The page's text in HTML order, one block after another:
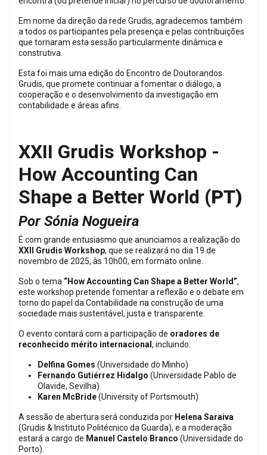
Em nome da direção da rede Grudis, agradecemos também
a todos os participantes pela presença e pelas contribuições
que tornaram esta sessão particularmente dinâmica e
construtiva.
Esta foi mais uma edição do Encontro de Doutorandos
Grudis, que promete continuar a fomentar o diálogo, a
cooperação e o desenvolvimento da investigação em
contabilidade e áreas afins.
XXII Grudis Workshop -
How Accounting Can
Shape a Better World (PT)
Por Sónia Nogueira
É com grande entusiasmo que anunciamos a realização do
XXII Grudis Workshop, que se realizará no dia 19 de
novembro de 2025, às 10h00, em formato online.
Sob o tema “How Accounting Can Shape a Better World”,
este workshop pretende fomentar a reflexão e o debate em
torno do papel da Contabilidade na construção de uma
sociedade mais sustentável, justa e transparente.
O evento contará com a participação de oradores de
reconhecido mérito internacional , incluindo:
Delfina Gomes (Universidade do Minho)
Fernando Gutiérrez Hidalgo (Universidade Pablo de
Olavide, Sevilha)
Karen McBride(University of Portsmouth)
A sessão de abertura será conduzida por Helena Saraiva
(Grudis & Instituto Politécnico da Guarda), e a moderação
estará a cargo de Manuel Castelo Branco (Universidade do
Porto).